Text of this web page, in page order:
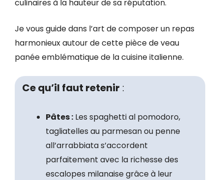
culinaires à la hauteur de sa réputation.
Je vous guide dans l’art de composer un repas
harmonieux autour de cette pièce de veau
panée emblématique de la cuisine italienne.
Ce qu’il faut retenir :
Pâtes : Les spaghetti al pomodoro,
tagliatelles au parmesan ou penne
all’arrabbiata s’accordent
parfaitement avec la richesse des
escalopes milanaise grâce à leur